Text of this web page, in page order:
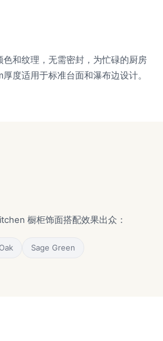
和纹理，无需密封，为忙碌的厨房
度适用于标准台面和瀑布边设计。
橱柜饰面搭配效果出众：
Sage Green